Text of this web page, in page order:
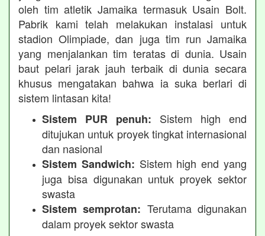
oleh tim atletik Jamaika termasuk Usain Bolt.
Pabrik kami telah melakukan instalasi untuk
stadion Olimpiade, dan juga tim run Jamaika
yang menjalankan tim teratas di dunia. Usain
baut pelari jarak jauh terbaik di dunia secara
khusus mengatakan bahwa ia suka berlari di
sistem lintasan kita!
Sistem PUR penuh: Sistem high end
ditujukan untuk proyek tingkat internasional
dan nasional
Sistem Sandwich: Sistem high end yang
juga bisa digunakan untuk proyek sektor
swasta
Sistem semprotan: Terutama digunakan
dalam proyek sektor swasta